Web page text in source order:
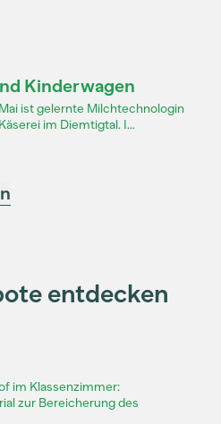
Kinderwagen
ist gelernte Milchtechnologin
im Diemtigtal. I...
entdecken
im Klassenzimmer:
zur Bereicherung des